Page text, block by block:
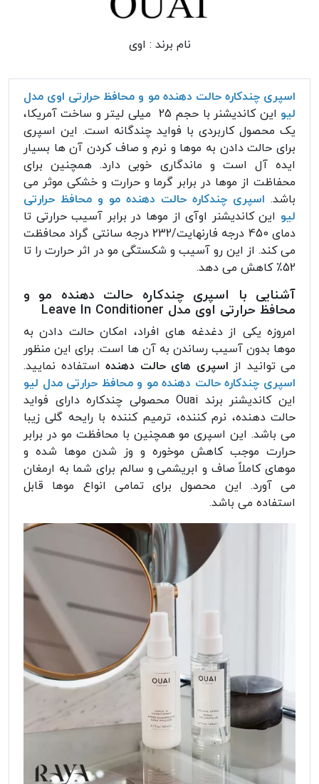
نام برند : اوی
اسپری چندکاره حالت دهنده مو و محافظ حرارتی اوی مدل
لیو
این کاندیشنر با حجم 25 میلی لیتر و ساخت آمریکا،
یک محصول کاربردی با فواید چندگانه است. این اسپری
برای حالت دادن به موها و نرم و صاف کردن آن ها بسیار
ایده آل است و ماندگاری خوبی دارد. همچنین برای
محفاظت از موها در برابر گرما و حرارت و خشکی موثر می
باشد. اسپری چندکاره حالت دهنده مو و محافظ حرارتی
لیو این کاندیشنر اوآی از موها در برابر آسیب حرارتی تا
دمای 450 درجه فارنهایت/232 درجه سانتی گراد محافظت
می کند. از این رو آسیب و شکستگی مو در اثر حرارت را تا
52٪ کاهش می دهد.
آشنایی با اسپری چندکاره حالت دهنده مو و
محافظ حرارتی اوی مدل Leave In Conditioner
امروزه یکی از دغدغه های افراد، امکان حالت دادن به
موها بدون آسیب رساندن به آن ها است. برای این منظور
می توانید از اسپری های حالت دهنده استفاده نمایید.
اسپری چندکاره حالت دهنده مو و محافظ حرارتی مدل لیو
این کاندیشنر برند Ouai محصولی چندکاره دارای فواید
حالت دهنده، نرم کننده، ترمیم کننده با رایحه گلی زیبا
می باشد. این اسپری مو همچنین با محافظت مو در برابر
حرارت موجب کاهش موخوره و وز شدن موها شده و
موهای کاملاً صاف و ابریشمی و سالم برای شما به ارمغان
می آورد. این محصول برای تمامی انواع موها قابل
استفاده می باشد.